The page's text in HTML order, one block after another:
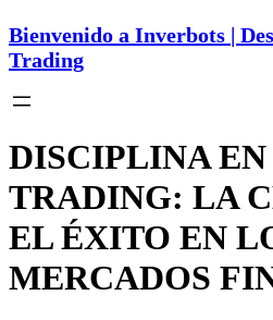
Bienvenido a Inverbots |
Trading
DISCIPLINA
TRADING: LA
EL ÉXITO EN
MERCADOS